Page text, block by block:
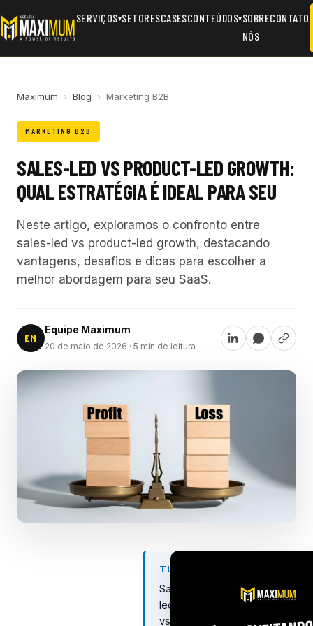
SERVIÇOS▾SETORESCASESCONTEÚDOS▾SOBRE
NÓS
CONTATO
Maximum › Blog › Marketing B2B
MARKETING B2B
SALES-LED VS PRODUCT-LED GROWTH:
QUAL ESTRATÉGIA É IDEAL PARA SEU
Neste artigo, exploramos o confronto entre
sales-led vs product-led growth, destacando
vantagens, desafios e dicas para escolher a
melhor abordagem para seu SaaS.
EM
Equipe Maximum
20 de maio de 2026 · 5 min de leitura
TL;DR
Sales-
led
vs